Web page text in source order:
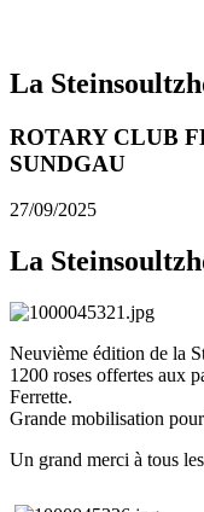
La
ROTARY CLUB
SUNDGAU
27/09/2025
La
Neuvième édition de la
1200 roses offertes aux
Ferrette.
Grande mobilisation
Un grand merci à tous